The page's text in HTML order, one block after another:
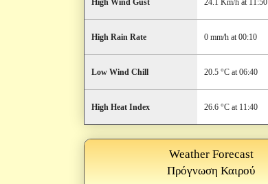
High Wind Gust 24.1 Km/h at 11:50
High Rain Rate 0 mm/h at 00:10
Low Wind Chill 20.5 °C at 06:40
High Heat Index 26.6 °C at 11:40
Weather Forecast
Πρόγνωση Καιρού